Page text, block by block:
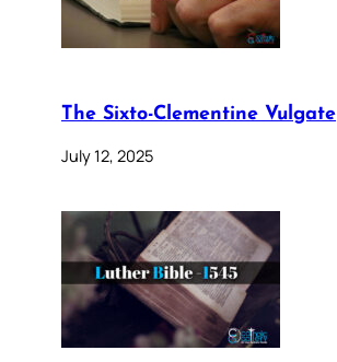
The Sixto-Clementine Vulgate
July 12, 2025